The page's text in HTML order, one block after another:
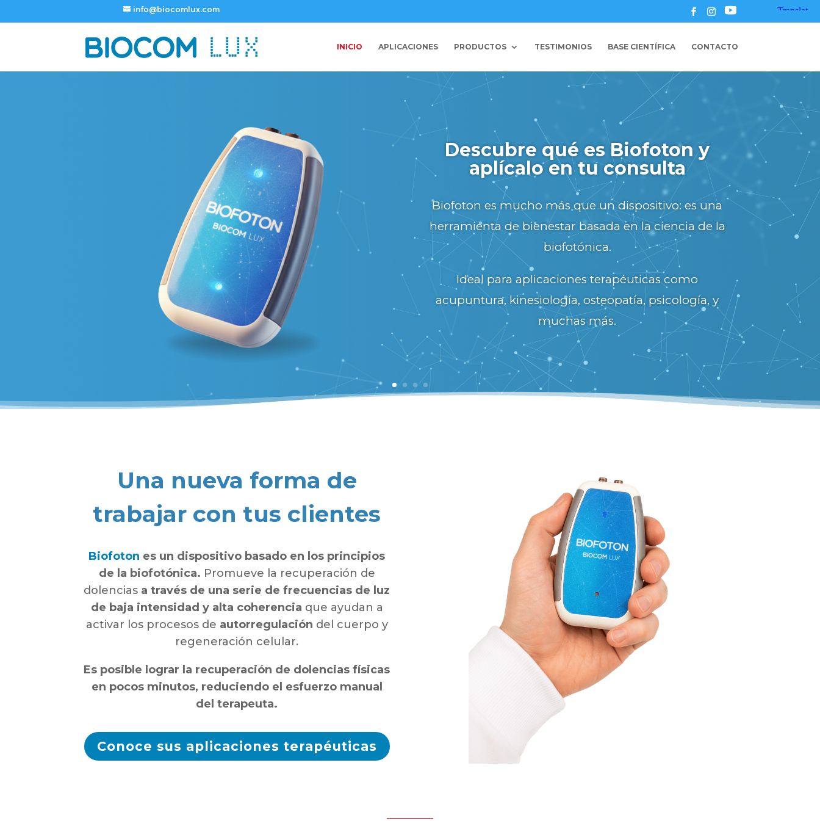
info@biocomlux.com
INICIO APLICACIONES PRODUCTOS TESTIMONIOS BASE CIENTÍFICA CONTACTO
Descubre qué es Biofoton y
aplícalo en tu consulta
Biofoton es mucho más que un dispositivo: es una
herramienta de bienestar basada en la ciencia de la
biofotónica.
Ideal para aplicaciones terapéuticas como
acupuntura, kinesiología, osteopatía, psicología, y
muchas más.
LUXBAND
¡PRÓXIMO LANZAMIENTO!
Luz roja e infrarroja + frecuencias de luz
Descubre nuestras bandas disponibles
próximamente en tres tamaños (LOCAL, ZONE y
BODY) para tratamientos precisos o de cuerpo
completo, con luz roja (660nm), infrarroja (850nm)
o combinada. Conectadas al Biofoton y con acceso
a +400 programas de frecuencias, para personalizar
cada sesión de forma sencilla y eficaz.
Una nueva forma de
trabajar con tus clientes
Biofoton es un dispositivo basado en los principios
de la biofotónica. Promueve la recuperación de
dolencias a través de una serie de frecuencias de luz
de baja intensidad y alta coherencia que ayudan a
activar los procesos de autorregulación del cuerpo y
regeneración celular.
Es posible lograr la recuperación de dolencias físicas
en pocos minutos, reduciendo el esfuerzo manual
del terapeuta.
Conoce sus aplicaciones terapéuticas